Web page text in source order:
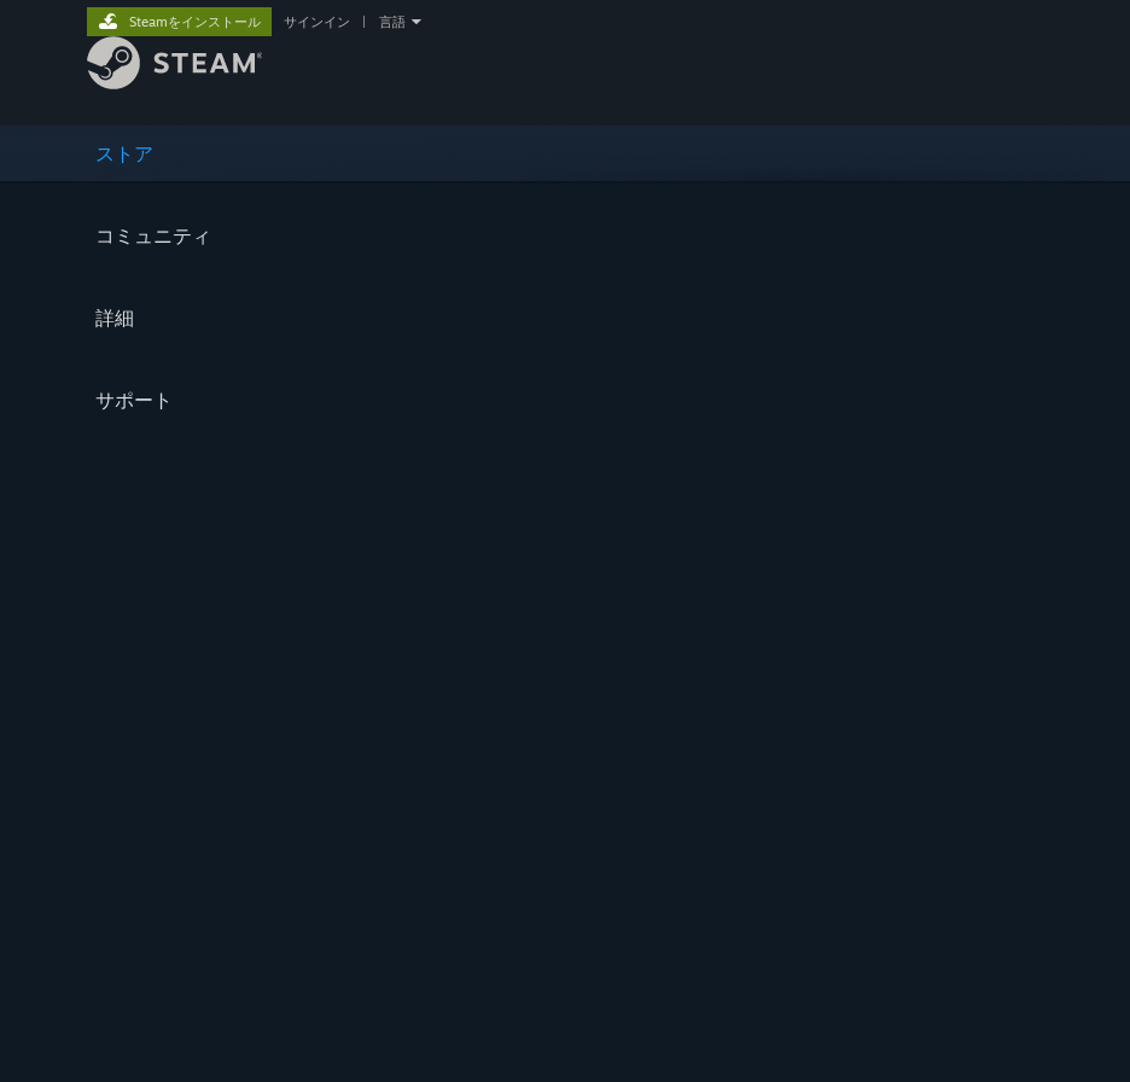
ストア
コミュニティ
詳細
サポート
Steamをインストール サインイン 言語